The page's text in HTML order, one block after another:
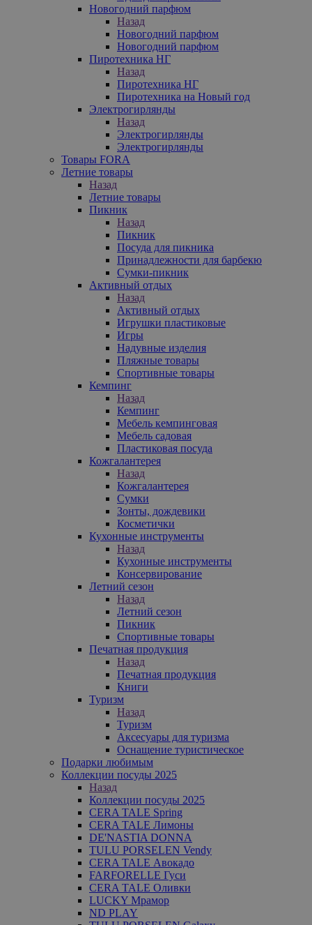
Новогодний парфюм
Назад
Новогодний парфюм
Новогодний парфюм
Пиротехника НГ
Назад
Пиротехника НГ
Пиротехника на Новый год
Электрогирлянды
Назад
Электрогирлянды
Электрогирлянды
Товары FORA
Летние товары
Назад
Летние товары
Пикник
Назад
Пикник
Посуда для пикника
Принадлежности для барбекю
Сумки-пикник
Активный отдых
Назад
Активный отдых
Игрушки пластиковые
Игры
Надувные изделия
Пляжные товары
Спортивные товары
Кемпинг
Назад
Кемпинг
Мебель кемпинговая
Мебель садовая
Пластиковая посуда
Кожгалантерея
Назад
Кожгалантерея
Сумки
Зонты, дождевики
Косметички
Кухонные инструменты
Назад
Кухонные инструменты
Консервирование
Летний сезон
Назад
Летний сезон
Пикник
Спортивные товары
Печатная продукция
Назад
Печатная продукция
Книги
Туризм
Назад
Туризм
Аксесуары для туризма
Оснащение туристическое
Подарки любимым
Коллекции посуды 2025
Назад
Коллекции посуды 2025
CERA TALE Spring
CERA TALE Лимоны
DE'NASTIA DONNA
TULU PORSELEN Vendy
CERA TALE Авокадо
FARFORELLE Гуси
CERA TALE Оливки
LUCKY Мрамор
ND PLAY